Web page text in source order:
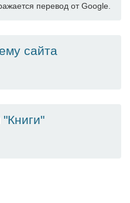
перевод от Google.
сайта